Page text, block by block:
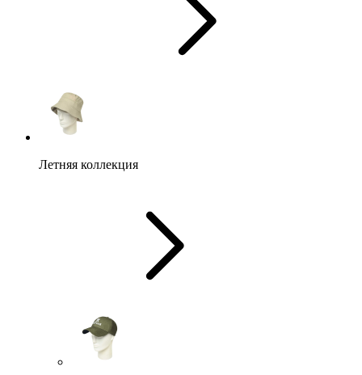
Летняя коллекция